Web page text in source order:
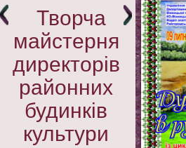
Творча
майстерня
директорів
районних
будинків
культури